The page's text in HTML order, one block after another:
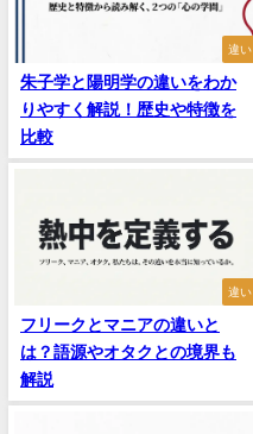
違い
朱子学と陽明学の違いをわか
りやすく解説！歴史や特徴を
比較
違い
フリークとマニアの違いと
は？語源やオタクとの境界も
解説